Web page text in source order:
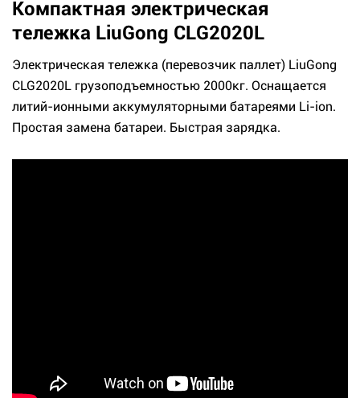
Компактная электрическая
тележка LiuGong CLG2020L
Электрическая тележка (перевозчик паллет) LiuGong
CLG2020L грузоподъемностью 2000кг. Оснащается
литий-ионными аккумуляторными батареями Li-ion.
Простая замена батареи. Быстрая зарядка.